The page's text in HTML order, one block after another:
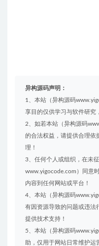
异构源码声明：
1、本站（异构源码
享目的仅供学习与软件研究
2、如若本站（异构源码
的合法权益，请提供合理依
理！
3、任何个人或组织，在未
www.yigocode.com）同意
内容到任何网站或平台！
4、本站（异构源码
有因资源导致的问题或违法
提供技术支持！
5、本站（异构源码
助，仅用于网站日常维护运